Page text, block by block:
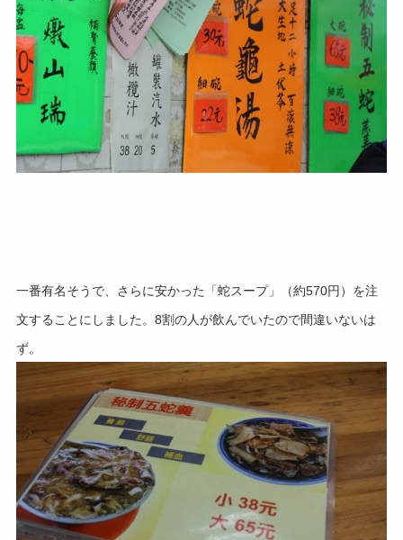
一番有名そうで、さらに安かった「蛇スープ」（約570円）を注
文することにしました。 8割の人が飲んでいたので間違いないは
ず。